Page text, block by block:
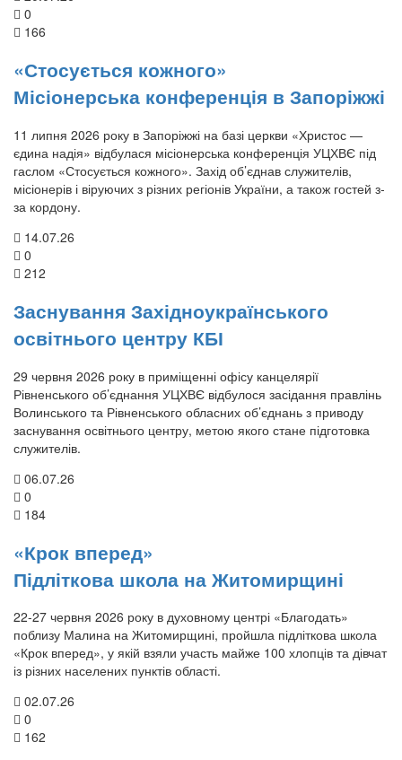
0
166
«Стосується кожного»
Місіонерська конференція в Запоріжжі
11 липня 2026 року в Запоріжжі на базі церкви «Христос —
єдина надія» відбулася місіонерська конференція УЦХВЄ під
гаслом «Стосується кожного». Захід об’єднав служителів,
місіонерів і віруючих з різних регіонів України, а також гостей з-
за кордону.
14.07.26
0
212
Заснування Західноукраїнського
освітнього центру КБІ
29 червня 2026 року в приміщенні офісу канцелярії
Рівненського об’єднання УЦХВЄ відбулося засідання правлінь
Волинського та Рівненського обласних об’єднань з приводу
заснування освітнього центру, метою якого стане підготовка
служителів.
06.07.26
0
184
«Крок вперед»
Підліткова школа на Житомирщині
22-27 червня 2026 року в духовному центрі «Благодать»
поблизу Малина на Житомирщині, пройшла підліткова школа
«Крок вперед», у якій взяли участь майже 100 хлопців та дівчат
із різних населених пунктів області.
02.07.26
0
162